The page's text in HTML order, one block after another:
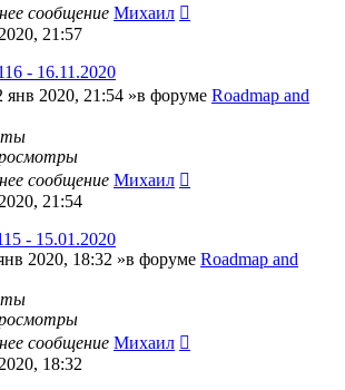
сообщение Михаил
21:57
- 16.11.2020
янв 2020, 21:54 »в форуме Roadmap and
сообщение Михаил
21:54
- 15.01.2020
2020, 18:32 »в форуме Roadmap and
сообщение Михаил
18:32